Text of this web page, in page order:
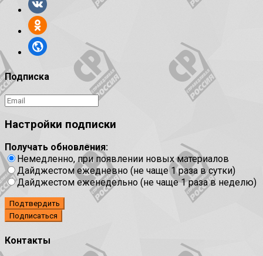
Подписка
Настройки подписки
Получать обновления:
Немедленно, при появлении новых материалов
Дайджестом ежедневно (не чаще 1 раза в сутки)
Дайджестом еженедельно (не чаще 1 раза в неделю)
Подтвердить
Контакты